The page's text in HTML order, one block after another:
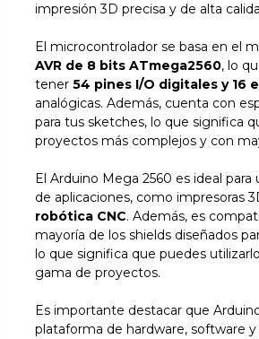
impresión 3D precisa y de alta
El microcontrolador se basa en el
AVR de 8 bits ATmega2560, lo
tener 54 pines I/O digitales y 16
analógicas. Además, cuenta con
para tus sketches, lo que significa
proyectos más complejos y con
El Arduino Mega 2560 es ideal
de aplicaciones, como impresoras
robótica CNC. Además, es
mayoría de los shields diseñados
lo que significa que puedes
gama de proyectos.
Es importante destacar que
plataforma de hardware, software